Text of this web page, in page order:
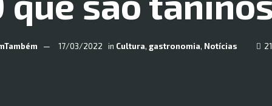
17/03/2022 in Cultura, gastronomia, Notícias 21